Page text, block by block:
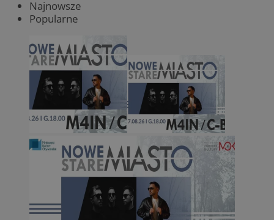
Najnowsze
Popularne